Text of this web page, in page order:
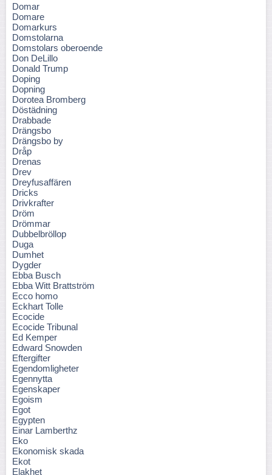
Domar
Domare
Domarkurs
Domstolarna
Domstolars oberoende
Don DeLillo
Donald Trump
Doping
Dopning
Dorotea Bromberg
Döstädning
Drabbade
Drängsbo
Drängsbo by
Dråp
Drenas
Drev
Dreyfusaffären
Dricks
Drivkrafter
Dröm
Drömmar
Dubbelbröllop
Duga
Dumhet
Dygder
Ebba Busch
Ebba Witt Brattström
Ecco homo
Eckhart Tolle
Ecocide
Ecocide Tribunal
Ed Kemper
Edward Snowden
Eftergifter
Egendomligheter
Egennytta
Egenskaper
Egoism
Egot
Egypten
Einar Lamberthz
Eko
Ekonomisk skada
Ekot
Elakhet